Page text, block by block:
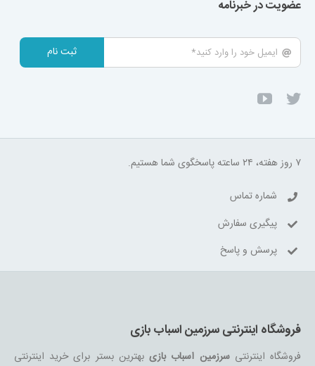
عضویت در خبرنامه
ثبت نام
۷ روز هفته، ۲۴ ساعته پاسخگوی شما هستیم.
شماره تماس
پیگیری سفارش
پرسش و پاسخ
فروشگاه اینترنتی سرزمین اسباب بازی
فروشگاه اینترنتیسرزمین اسباب بازیبهترین بستر برای خرید اینترنتی